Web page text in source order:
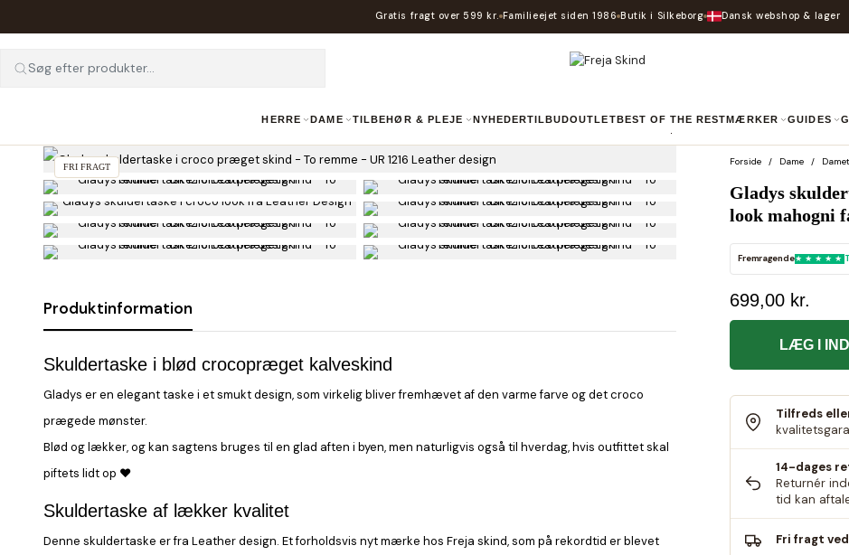
Gratis fragt over 599 kr. Familieejet siden 1986 Butik i Silkeborg Dansk webshop & lager
Søg efter produkter...
HERRE DAME TILBEHØR & PLEJE NYHEDER TILBUD OUTLET BEST OF THE REST MÆRKER GUIDES
FRI FRAGT
Produktinformation
Skuldertaske i blød crocopræget kalveskind
Gladys er en elegant taske i et smukt design, som virkelig bliver fremhævet af den varme farve og det croco
prægede mønster.
Blød og lækker, og kan sagtens bruges til en glad aften i byen, men naturligvis også til hverdag, hvis outfittet skal
piftets lidt op ♥
Skuldertaske af lækker kvalitet
Denne skuldertaske er fra Leather design. Et forholdsvis nyt mærke hos Freja skind, som på rekordtid er blevet
Forside Dame
Gladys
look mahogni
Fremragende
699,00 kr.
LÆG I
Tilfreds
14-dages
Returnér
tid kan
Fri fragt